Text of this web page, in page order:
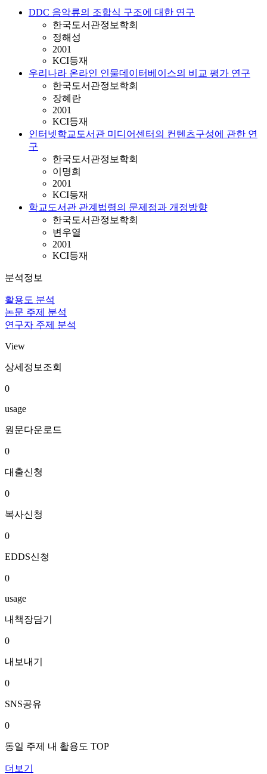
DDC 음악류의 조합식 구조에 대한 연구
한국도서관정보학회
정해성
2001
KCI등재
우리나라 온라인 인물데이터베이스의 비교 평가 연구
한국도서관정보학회
장혜란
2001
KCI등재
인터넷학교도서관 미디어센터의 컨텐츠구성에 관한 연
구
한국도서관정보학회
이명희
2001
KCI등재
학교도서관 관계법령의 문제점과 개정방향
한국도서관정보학회
변우열
2001
KCI등재
분석정보
활용도 분석
논문 주제 분석
연구자 주제 분석
View
상세정보조회
0
usage
원문다운로드
0
대출신청
0
복사신청
0
EDDS신청
0
usage
내책장담기
0
내보내기
0
SNS공유
0
동일 주제 내 활용도 TOP
더보기